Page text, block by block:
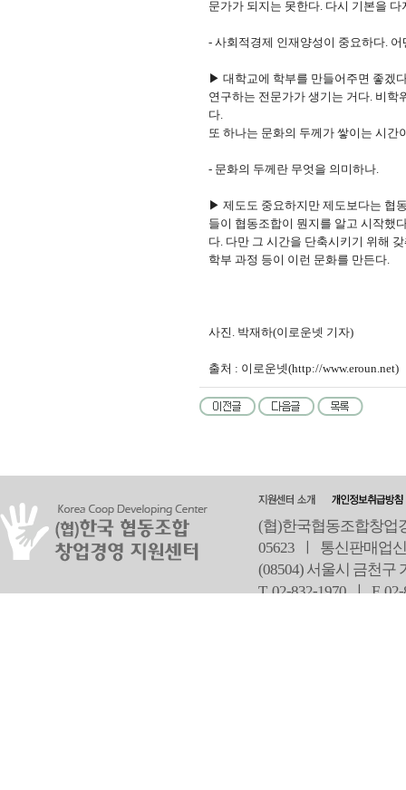
문가가 되지는 못한다. 다시 기본을
- 사회적경제 인재양성이 중요하다.
▶ 대학교에 학부를 만들어주면 좋겠
연구하는 전문가가 생기는 거다. 비
다.
또 하나는 문화의 두께가 쌓이는 시
- 문화의 두께란 무엇을 의미하나.
▶ 제도도 중요하지만 제도보다는 협
들이 협동조합이 뭔지를 알고 시작했
다. 다만 그 시간을 단축시키기 위해
학부 과정 등이 이런 문화를 만든다.
사진. 박재하(이로운넷 기자)
출처 : 이로운넷(http://www.eroun.net)
(협)한국협동조합창업
05623 ㅣ 통신판매업
(08504) 서울시 금천구
T 02-832-1970 ㅣF